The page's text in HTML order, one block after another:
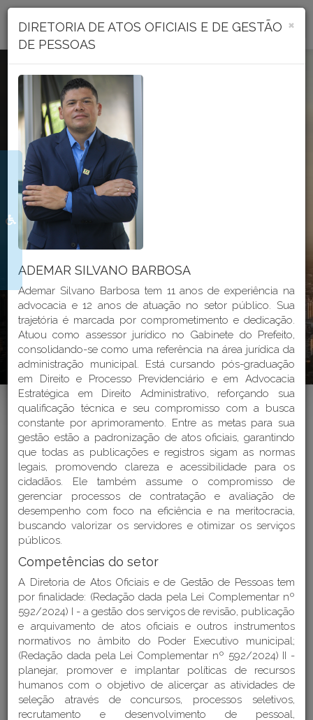
Portal Transparência
Seja bem vindo ao
PORTAL
TRANSPARÊNCIA
DO MUNICÍPIO DE CRICIÚMA
GeoProcessamento
Endereços e Telefones
Perguntas Frequentes - FAQ
Home >Institucional > Estrutura Organizacional
ESTRUTURA
ORGANIZACIONAL DA
PREFEITURA MUNICIPAL DE
CRICIÚMA
Última atualização: 25/03/2026
×
DIRETORIA DE ATOS OFICIAIS E DE GESTÃO
DE PESSOAS
ADEMAR SILVANO BARBOSA
Ademar Silvano Barbosa tem 11 anos de experiência na
advocacia e 12 anos de atuação no setor público. Sua
trajetória é marcada por comprometimento e dedicação.
Atuou como assessor jurídico no Gabinete do Prefeito,
consolidando-se como uma referência na área jurídica da
administração municipal. Está cursando pós-graduação
em Direito e Processo Previdenciário e em Advocacia
Estratégica em Direito Administrativo, reforçando sua
qualificação técnica e seu compromisso com a busca
constante por aprimoramento. Entre as metas para sua
gestão estão a padronização de atos oficiais, garantindo
que todas as publicações e registros sigam as normas
legais, promovendo clareza e acessibilidade para os
cidadãos. Ele também assume o compromisso de
gerenciar processos de contratação e avaliação de
desempenho com foco na eficiência e na meritocracia,
buscando valorizar os servidores e otimizar os serviços
públicos.
Competências do setor
A Diretoria de Atos Oficiais e de Gestão de Pessoas tem
por finalidade: (Redação dada pela Lei Complementar nº
592/2024) I - a gestão dos serviços de revisão, publicação
e arquivamento de atos oficiais e outros instrumentos
normativos no âmbito do Poder Executivo municipal;
(Redação dada pela Lei Complementar nº 592/2024) II -
planejar, promover e implantar políticas de recursos
humanos com o objetivo de alicerçar as atividades de
seleção através de concursos, processos seletivos,
recrutamento e desenvolvimento de pessoal,